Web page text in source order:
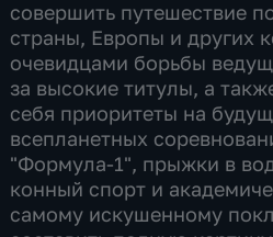
совершить путешествие
страны, Европы и других
очевидцами борьбы
за высокие титулы, а
себя приоритеты на
всепланетных
"Формула-1", прыжки в
конный спорт и
самому искушенному